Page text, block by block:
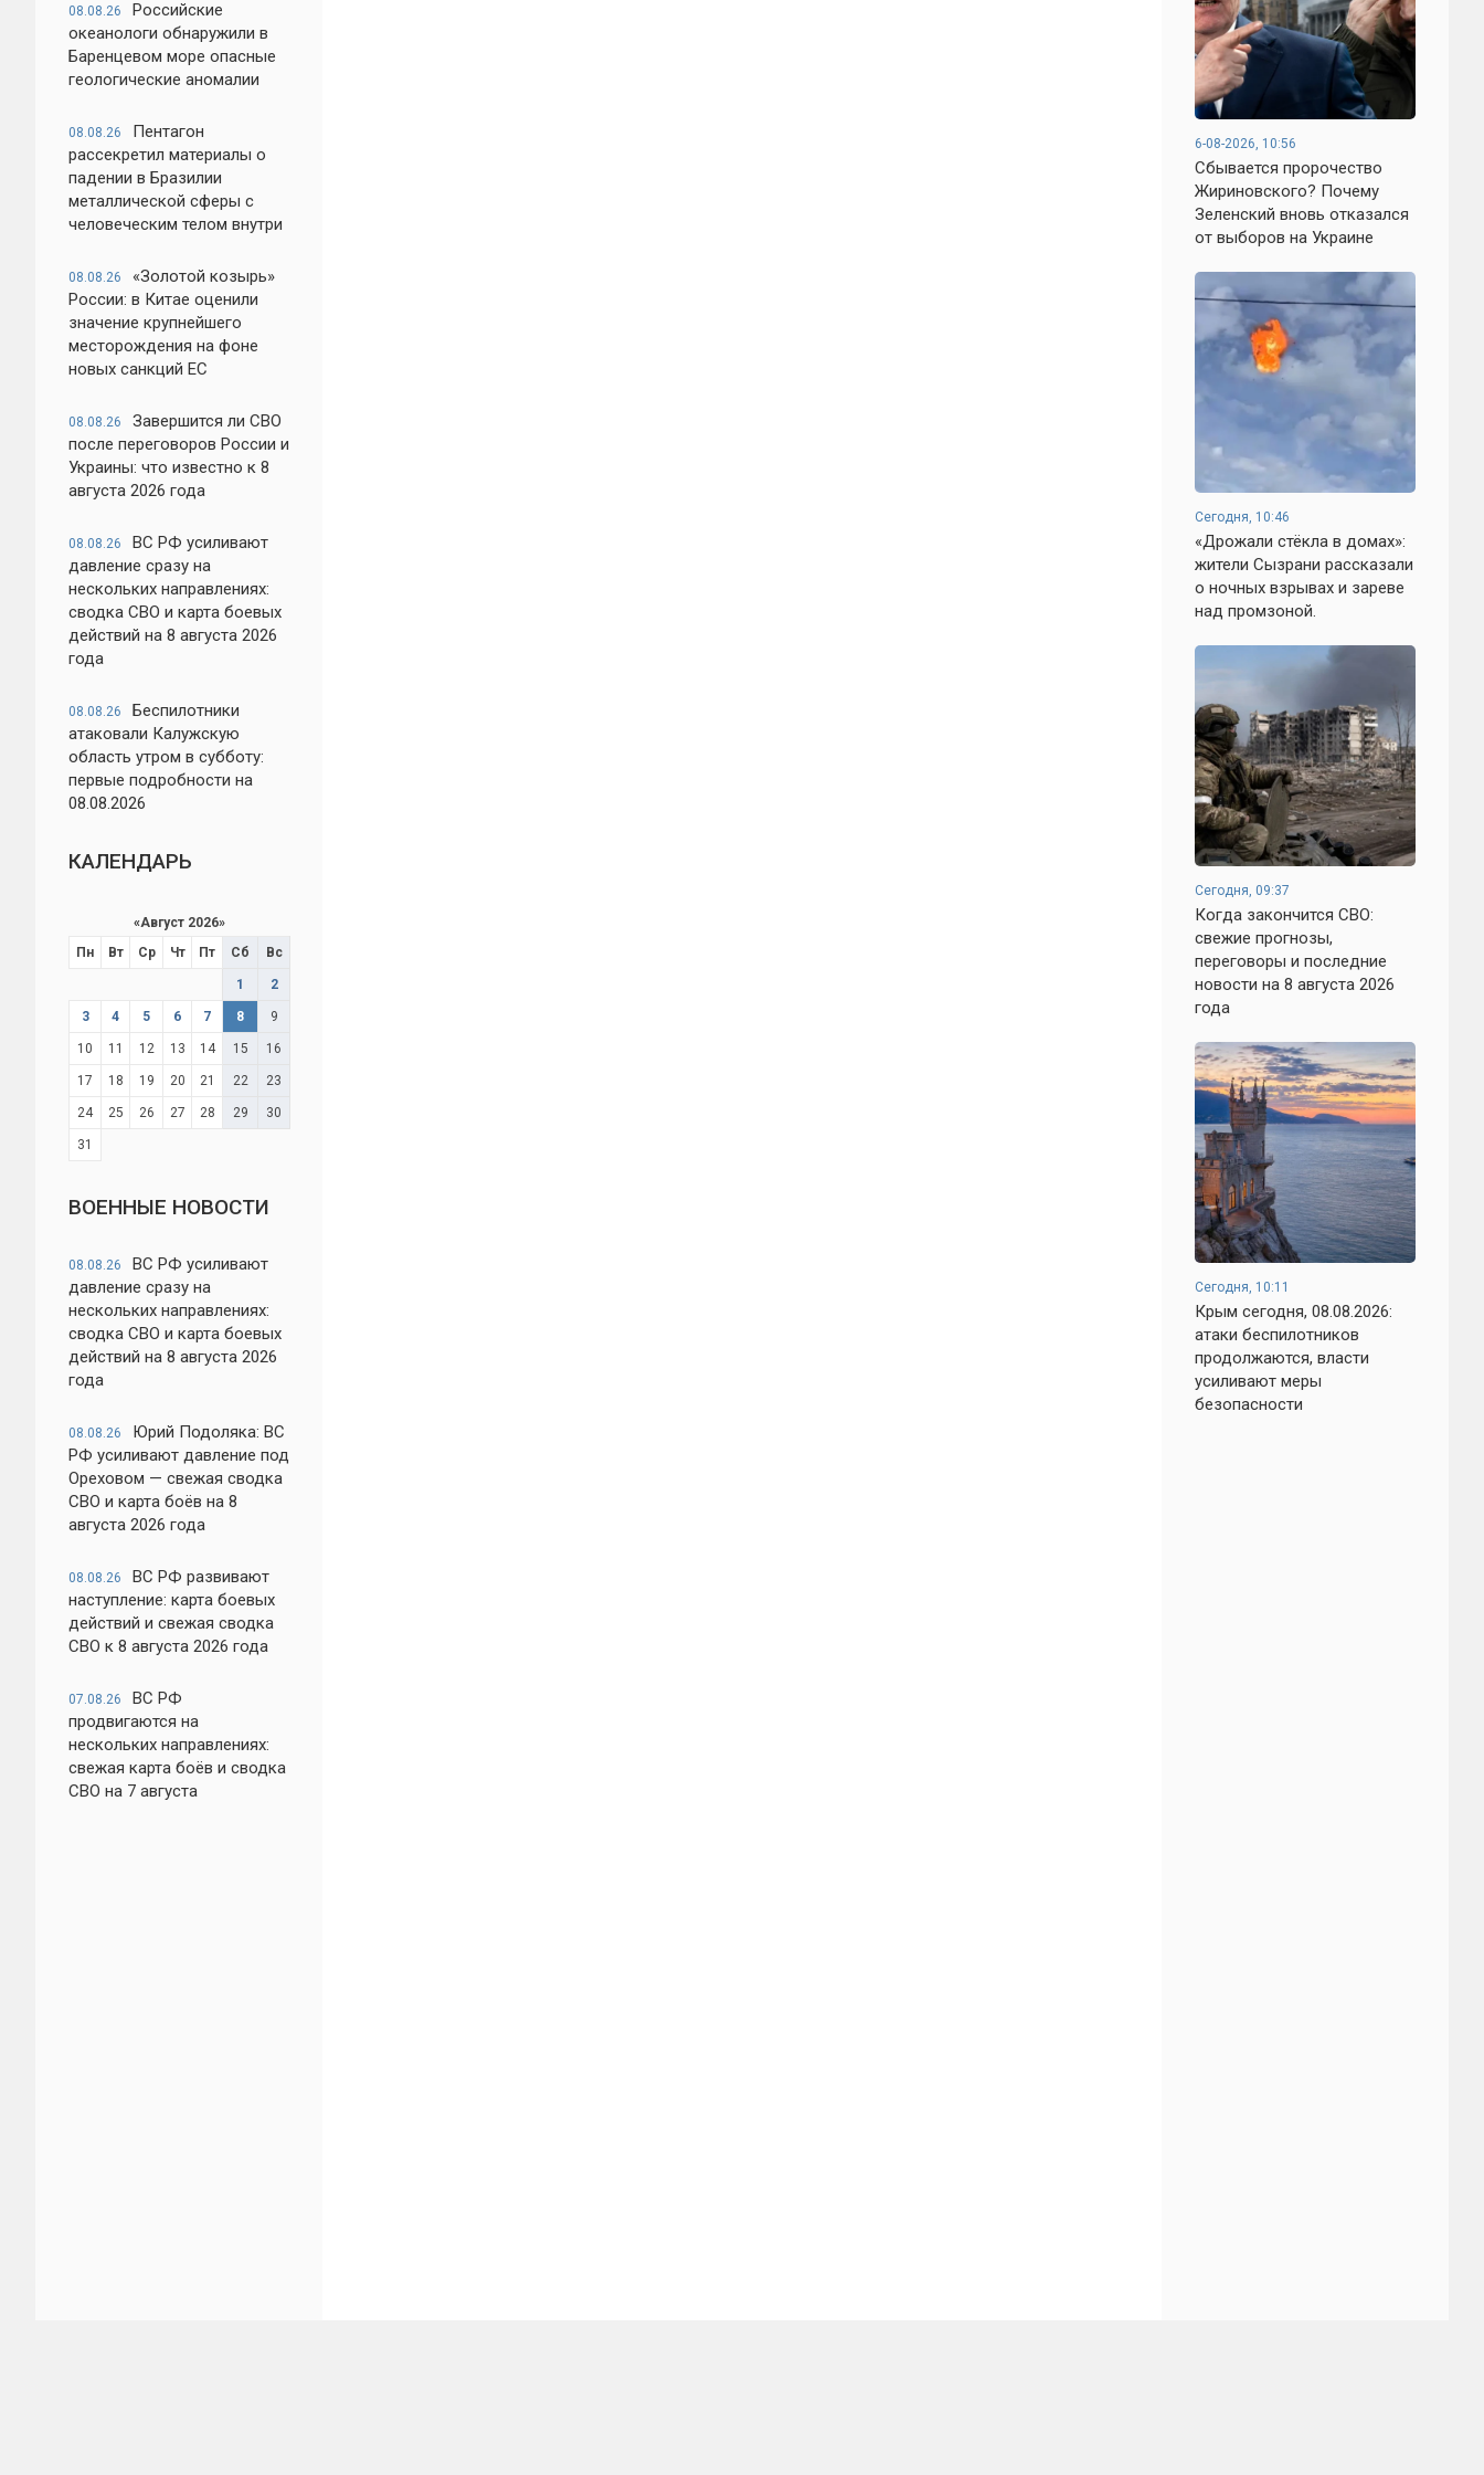
08.08.26
Российские
океанологи обнаружили в
Баренцевом море опасные
геологические аномалии
08.08.26
Пентагон
рассекретил материалы о
падении в Бразилии
металлической сферы с
человеческим телом внутри
08.08.26
«Золотой козырь»
России: в Китае оценили
значение крупнейшего
месторождения на фоне
новых санкций ЕС
08.08.26
Завершится ли СВО
после переговоров России и
Украины: что известно к 8
августа 2026 года
08.08.26
ВС РФ усиливают
давление сразу на
нескольких направлениях:
сводка СВО и карта боевых
действий на 8 августа 2026
года
08.08.26
Беспилотники
атаковали Калужскую
область утром в субботу:
первые подробности на
08.08.2026
КАЛЕНДАРЬ
«Август 2026»
Пн
Вт Ср Чт Пт Сб Вс
1 2
3 4 5 6 7 8 9
10 11 12 13 14 15 16
17 18 19 20 21 22 23
24 25 26 27 28 29 30
31
ВОЕННЫЕ НОВОСТИ
08.08.26
ВС РФ усиливают
давление сразу на
нескольких направлениях:
сводка СВО и карта боевых
действий на 8 августа 2026
года
08.08.26
Юрий Подоляка: ВС
РФ усиливают давление под
Ореховом — свежая сводка
СВО и карта боёв на 8
августа 2026 года
08.08.26
ВС РФ развивают
наступление: карта боевых
действий и свежая сводка
СВО к 8 августа 2026 года
07.08.26
ВС РФ
продвигаются на
нескольких направлениях:
свежая карта боёв и сводка
СВО на 7 августа
6-08-2026, 10:56
Сбывается пророчество
Жириновского? Почему
Зеленский вновь отказался
от выборов на Украине
Сегодня, 10:46
«Дрожали стёкла в домах»:
жители Сызрани рассказали
о ночных взрывах и зареве
над промзоной.
Сегодня, 09:37
Когда закончится СВО:
свежие прогнозы,
переговоры и последние
новости на 8 августа 2026
года
Сегодня, 10:11
Крым сегодня, 08.08.2026:
атаки беспилотников
продолжаются, власти
усиливают меры
безопасности